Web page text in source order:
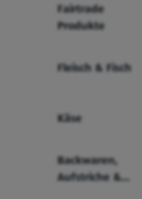
Fairtrade
Produkte
Fleisch & Fisch
Käse
Backwaren,
Aufstriche &